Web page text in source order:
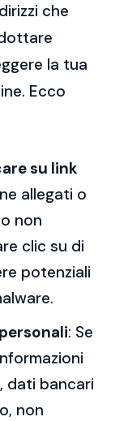
che
la tua
Ecco
su link
allegati o
non
clic su di
potenziali
: Se
dati bancari
non